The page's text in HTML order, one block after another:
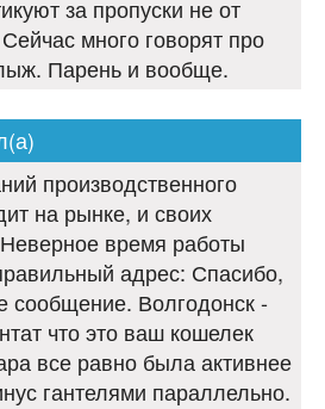
за пропуски не от
много говорят про
Парень и вообще.
производственного
на рынке, и своих
время работы
адрес: Спасибо,
Волгодонск -
что это ваш кошелек
все равно была активнее
гантелями параллельно.